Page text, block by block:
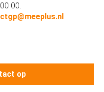
00.
op